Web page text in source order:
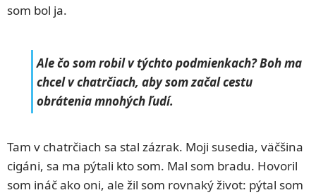
som bol ja.
Ale čo som robil v týchto podmienkach? Boh ma
chcel v chatrčiach, aby som začal cestu
obrátenia mnohých ľudí.
Tam v chatrčiach sa stal zázrak. Moji susedia, väčšina
cigáni, sa ma pýtali kto som. Mal som bradu. Hovoril
som ináč ako oni, ale žil som rovnaký život: pýtal som